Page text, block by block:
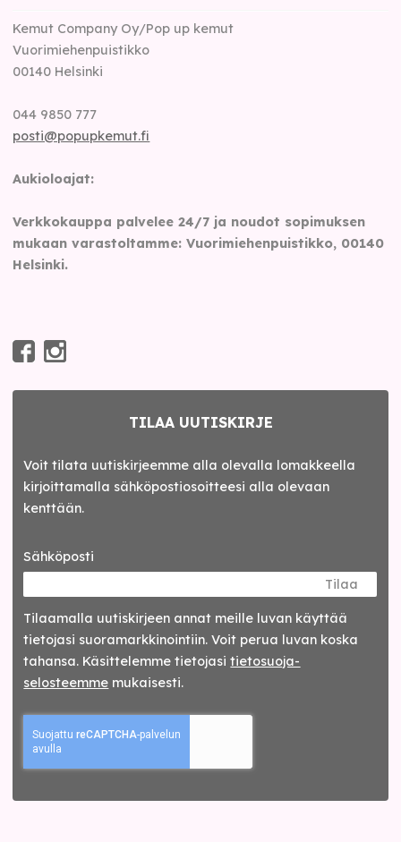
Kemut Company Oy/Pop up kemut
Vuorimiehenpuistikko
00140 Helsinki
044 9850 777
posti@popupkemut.fi
Aukioloajat:
Verkkokauppa palvelee 24/7 ja noudot sopimuksen
mukaan varastoltamme: Vuorimiehenpuistikko, 00140
Helsinki.
TILAA UUTISKIRJE
Voit tilata uutiskirjeemme alla olevalla lomakkeella
kirjoittamalla sähköpostiosoitteesi alla olevaan
kenttään.
Sähköposti
Tilaa
Tilaamalla uutis­kirjeen annat meille luvan käyttää
tietojasi suora­markkinointiin. Voit perua luvan koska
tahansa. Käsittelemme tietojasitieto­suoja­
selosteemme mukaisesti.